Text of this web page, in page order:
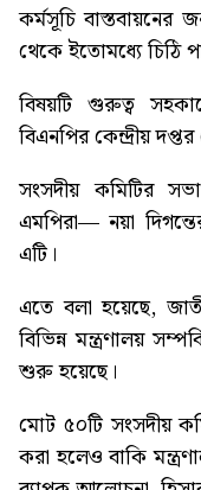
কর্মসূচি বাস্তবায়নের
থেকে ইতোমধ্যে চিঠি
বিষয়টি গুরুত্ব
বিএনপির কেন্দ্রীয়
সংসদীয় কমিটির
এমপিরা— নয়া
এটি।
এতে বলা হয়েছে,
বিভিন্ন মন্ত্রণালয়
শুরু হয়েছে।
মোট ৫০টি সংসদীয়
করা হলেও বাকি